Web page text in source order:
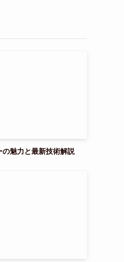
魅力と最新技術解説